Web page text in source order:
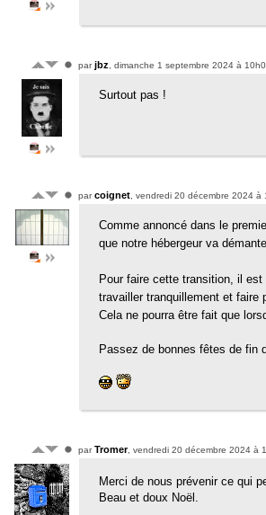
parjbz , dimanche 1 septembre 2024 à
Surtout pas !
parcoignet , vendredi 20 décembre 2024 à
Comme annoncé dans le
que notre hébergeur va
Pour faire cette transition, il
travailler tranquillement et
Cela ne pourra être fait que
Passez de bonnes fêtes de fin
parTromer, vendredi 20 décembre 2024 à
Merci de nous prévenir ce qui
Beau et doux Noël.